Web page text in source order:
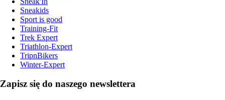
Sneakids
Sport is good
Training-Fit
Trek Expert
Triathlon-Expert
TripnBikers
Winter-Expert
Zapisz się do naszego newslettera